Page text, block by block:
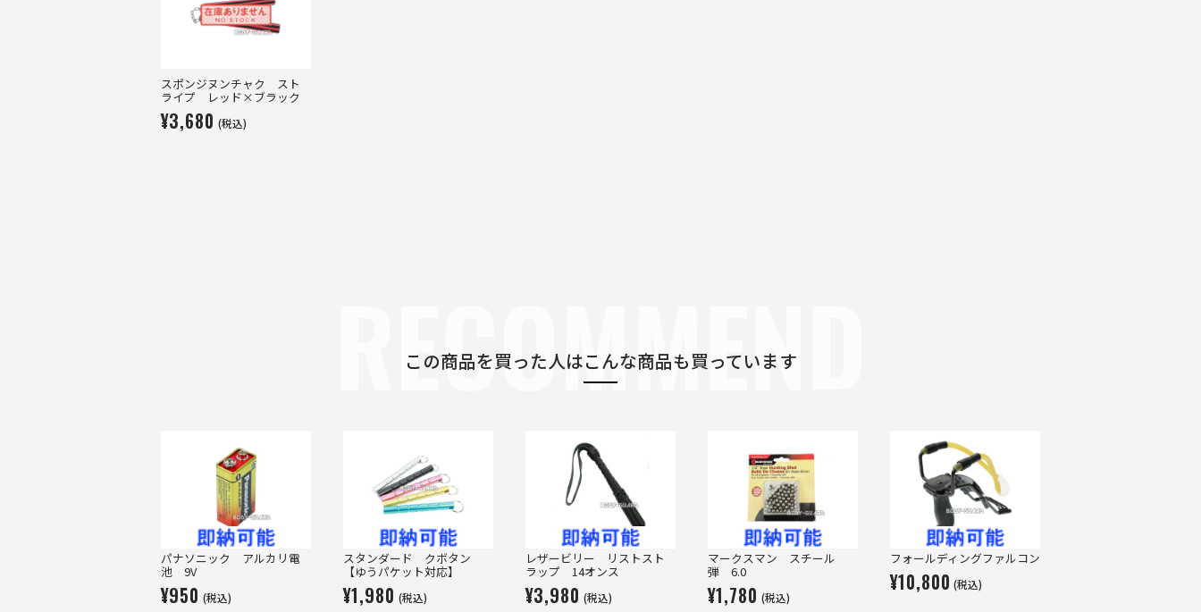
スポンジヌンチャク スト
ライプ レッド×ブラック
¥3,680 (税込)
この商品を買った人はこんな商品も買っています
RECOMMEND
パナソニック アルカリ電
池 9V
¥950 (税込)
スタンダード クボタン
【ゆうパケット対応】
¥1,980 (税込)
レザービリー リストスト
ラップ 14オンス
¥3,980 (税込)
マークスマン スチール
弾 6.0
¥1,780 (税込)
フォールディングファルコン
¥10,800 (税込)